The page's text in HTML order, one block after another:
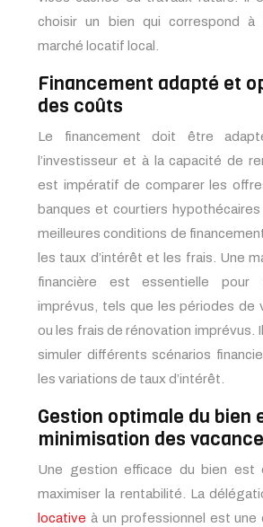
choisir un bien qui correspond à
marché locatif local.
Financement adapté et
des coûts
Le financement doit être
l’investisseur et à la capacité de
est impératif de comparer les
banques et courtiers
meilleures conditions de
les taux d’intérêt et les frais. Une
financière est essentielle pour
imprévus, tels que les périodes de
ou les frais de rénovation imprévus.
simuler différents scénarios
les variations de taux d’intérêt.
Gestion optimale du bien
minimisation des
Une gestion efficace du bien est
maximiser la rentabilité. La
locative à un professionnel est une